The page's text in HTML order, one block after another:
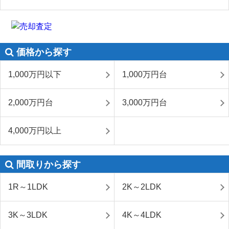
価格から探す
1,000万円以下 1,000万円台
2,000万円台 3,000万円台
4,000万円以上
間取りから探す
1R～1LDK 2K～2LDK
3K～3LDK 4K～4LDK